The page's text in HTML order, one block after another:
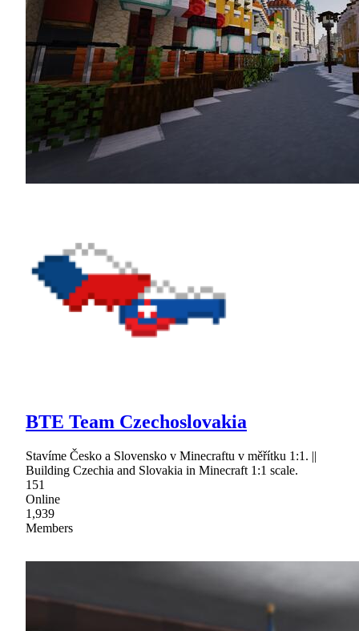
BTE Team Czechoslovakia
Stavíme Česko a Slovensko v Minecraftu v měřítku 1:1. ||
Building Czechia and Slovakia in Minecraft 1:1 scale.
151
Online
1,939
Members